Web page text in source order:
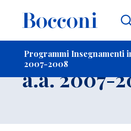
Programmi Insegnamenti
2007-2008
-
a.a. 2007-